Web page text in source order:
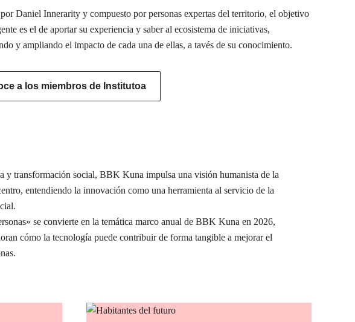
Daniel Innerarity y compuesto por personas expertas del territorio, el objetivo
es el de aportar su experiencia y saber al ecosistema de iniciativas,
y ampliando el impacto de cada una de ellas, a tavés de su conocimiento.
a los miembros de Institutoa
y transformación social, BBK Kuna impulsa una visión humanista de la
entendiendo la innovación como una herramienta al servicio de la
se convierte en la temática marco anual de BBK Kuna en 2026,
cómo la tecnología puede contribuir de forma tangible a mejorar el